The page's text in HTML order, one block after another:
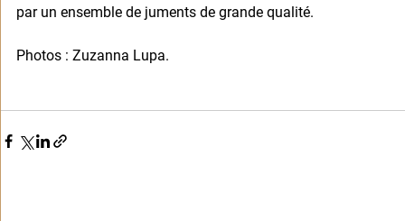
par un ensemble de juments de grande qualité.
Photos : Zuzanna Lupa.